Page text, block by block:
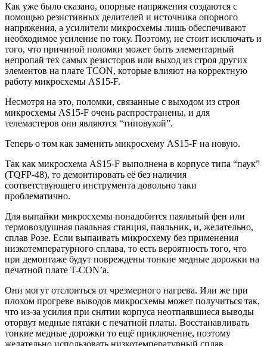
Как уже было сказано, опорные напряжения создаются с
помощью резистивных делителей и источника опорного
напряжения, а усилители микросхемы лишь обеспечивают
необходимое усиление по току. Поэтому, не стоит исключать и
того, что причиной поломки может быть элементарный
непропай тех самых резисторов или выход из строя других
элементов на плате TCON, которые влияют на корректную
работу микросхемы AS15-F.
Несмотря на это, поломки, связанные с выходом из строя
микросхемы AS15-F очень распространены, и для
телемастеров они являются “типовухой”.
Теперь о том как заменить микросхему AS15-F на новую.
Так как микросхема AS15-F выполнена в корпусе типа “паук”
(TQFP-48), то демонтировать её без наличия
соответствующего инструмента довольно таки
проблематично.
Для выпайки микросхемы понадобится паяльный фен или
термовоздушная паяльная станция, паяльник, и, желательно,
сплав Розе. Если выпаивать микросхему без применения
низкотемпературного сплава, то есть вероятность того, что
при демонтаже будут повреждены тонкие медные дорожки на
печатной плате T-CON’а.
Они могут отслоиться от чрезмерного нагрева. Или же при
плохом прогреве выводов микросхемы может получиться так,
что из-за усилия при снятии корпуса неотпаявшиеся выводы
оторвут медные пятаки с печатной платы. Восстанавливать
тонкие медные дорожки то ещё приключение, поэтому
желательно использовать низкотемпературный сплав.